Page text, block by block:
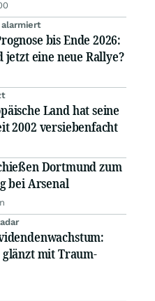
alarmiert
bis Ende 2026:
jetzt eine neue Rallye?
Land hat seine
2002 versiebenfacht
Dortmund zum
bei Arsenal
mit Traum-